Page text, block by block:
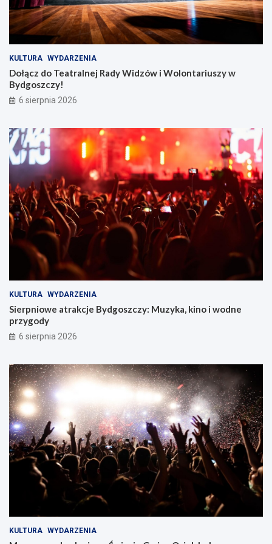
r
i
u
s
z
y
w
B
y
o
s
z
c
z
y
!
KULTURA WYDARZENIA
Dołącz do Teatralnej Rady Widzów i Wolontariuszy w
Bydgoszczy!
6 sierpnia 2026
KULTURA WYDARZENIA
Sierpniowe atrakcje Bydgoszczy: Muzyka, kino i wodne
przygody
6 sierpnia 2026
KULTURA WYDARZENIA